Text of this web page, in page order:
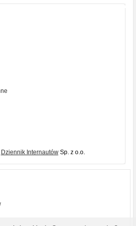
Dziennik InternautówSp. z o.o.